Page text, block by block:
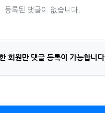
등록된 댓글이 없습니다.
회원만 댓글 등록이 가능합니다.